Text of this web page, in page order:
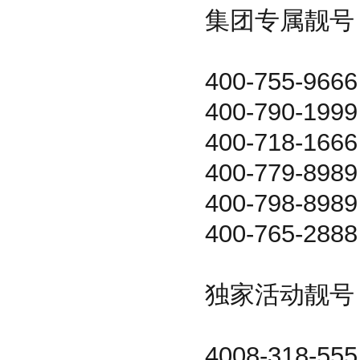
集团专属靓号
400-755-9666
400-790-1999
400-718-1666
400-779-8989
400-798-8989
400-765-
独家活动靓号